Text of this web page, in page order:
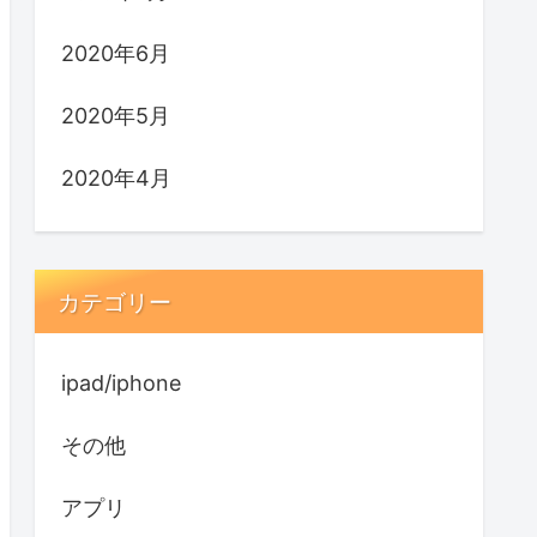
2020年6月
2020年5月
2020年4月
カテゴリー
ipad/iphone
その他
アプリ